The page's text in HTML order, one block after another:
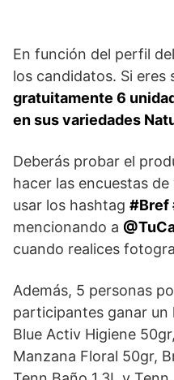
En función del perfil
los candidatos. Si eres
gratuitamente 6
en sus variedades
Deberás probar el
hacer las encuestas
usar los hashtag #Bref
mencionando a
cuando realices
Además, 5 personas
participantes ganar
Blue Activ Higiene
Manzana Floral 50gr,